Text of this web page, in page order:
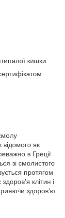
кишки
як
в Греції
зі смолистого
протягом
клітин і
здоров’ю